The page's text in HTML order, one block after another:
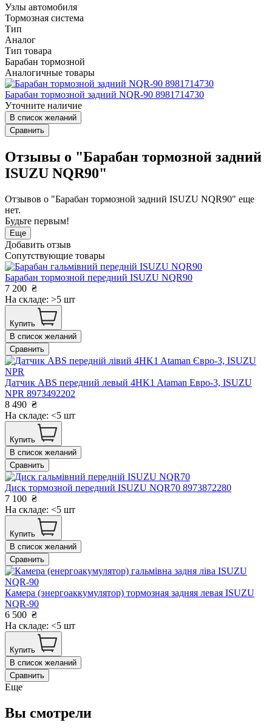
Узлы автомобиля
Тормозная система
Тип
Аналог
Тип товара
Барабан тормозной
Аналогичные товары
Барабан тормозной задний NQR-90 8981714730
Уточните наличие
В список желаний
Сравнить
Отзывы о "Барабан тормозной задний
ISUZU NQR90"
Отзывов о "Барабан тормозной задний ISUZU NQR90" еще
нет.
Будьте первым!
Еще
Добавить отзыв
Сопутствующие товары
Барабан тормозной передний ISUZU NQR90
7 200 ₴
На складе: >5 шт
Купить
В список желаний
Сравнить
Датчик АВS передний левый 4HK1 Ataman Евро-3, ISUZU
NPR 8973492202
8 490 ₴
На складе: <5 шт
Купить
В список желаний
Сравнить
Диск тормозной передний ISUZU NQR70 8973872280
7 100 ₴
На складе: <5 шт
Купить
В список желаний
Сравнить
Камера (энергоаккумулятор) тормозная задняя левая ISUZU
NQR-90
6 500 ₴
На складе: <5 шт
Купить
В список желаний
Сравнить
Еще
Вы смотрели